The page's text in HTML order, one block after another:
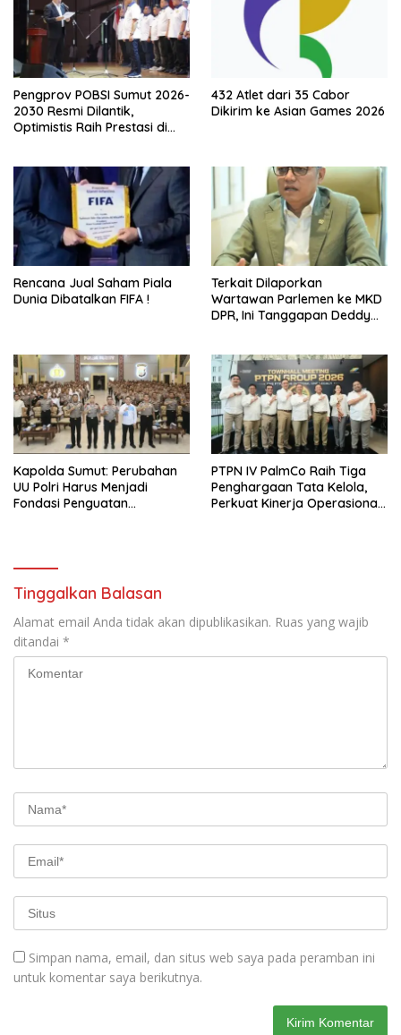
Pengprov POBSI Sumut 2026-
2030 Resmi Dilantik,
Optimistis Raih Prestasi di
432 Atlet dari 35 Cabor
Dikirim ke Asian Games 2026
Rencana Jual Saham Piala
Dunia Dibatalkan FIFA !
Terkait Dilaporkan
Wartawan Parlemen ke MKD
DPR, Ini Tanggapan Deddy
Kapolda Sumut: Perubahan
UU Polri Harus Menjadi
Fondasi Penguatan
PTPN IV PalmCo Raih Tiga
Penghargaan Tata Kelola,
Perkuat Kinerja Operasional
Tinggalkan Balasan
Alamat email Anda tidak akan dipublikasikan. Ruas yang wajib
ditandai *
Simpan nama, email, dan situs web saya pada peramban ini
untuk komentar saya berikutnya.